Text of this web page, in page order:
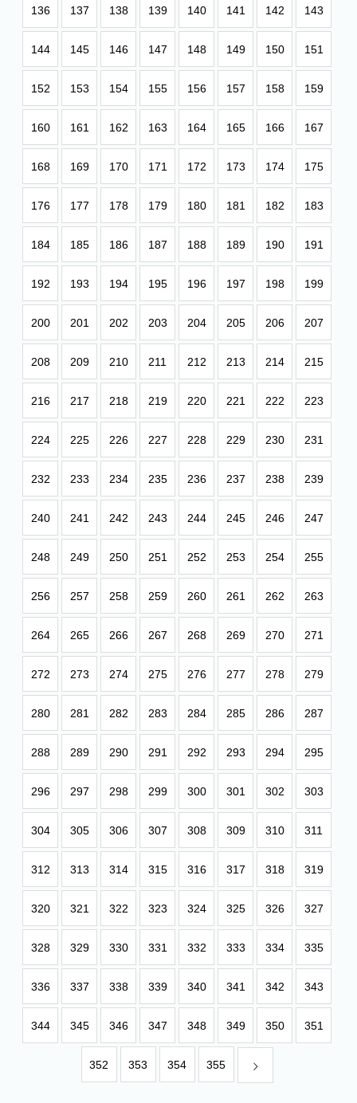
136 137 138 139 140 141 142 143
144 145 146 147 148 149 150 151
152 153 154 155 156 157 158 159
160 161 162 163 164 165 166 167
168 169 170 171 172 173 174 175
176 177 178 179 180 181 182 183
184 185 186 187 188 189 190 191
192 193 194 195 196 197 198 199
200 201 202 203 204 205 206 207
208 209 210 211 212 213 214 215
216 217 218 219 220 221 222 223
224 225 226 227 228 229 230 231
232 233 234 235 236 237 238 239
240 241 242 243 244 245 246 247
248 249 250 251 252 253 254 255
256 257 258 259 260 261 262 263
264 265 266 267 268 269 270 271
272 273 274 275 276 277 278 279
280 281 282 283 284 285 286 287
288 289 290 291 292 293 294 295
296 297 298 299 300 301 302 303
304 305 306 307 308 309 310 311
312 313 314 315 316 317 318 319
320 321 322 323 324 325 326 327
328 329 330 331 332 333 334 335
336 337 338 339 340 341 342 343
344 345 346 347 348 349 350 351
352 353 354 355